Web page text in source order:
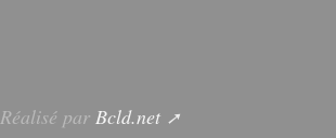
Réalisé par Bcld.net